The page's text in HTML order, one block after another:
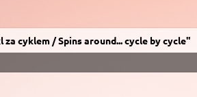
za cyklem / Spins around... cycle by cycle"